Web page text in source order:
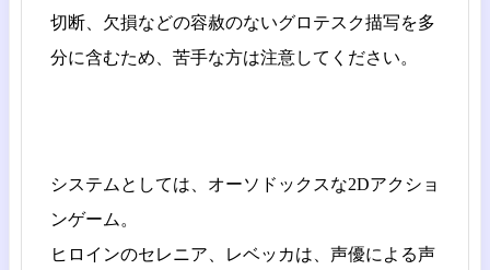
切断、欠損などの容赦のないグロテスク描写を多
分に含むため、苦手な方は注意してください。
システムとしては、オーソドックスな2Dアクショ
ンゲーム。
ヒロインのセレニア、レベッカは、声優による声